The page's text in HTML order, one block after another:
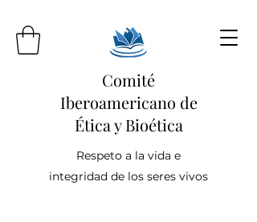
Comité
Iberoamericano de
Ética y Bioética
Respeto a la vida e
integridad de los seres vivos